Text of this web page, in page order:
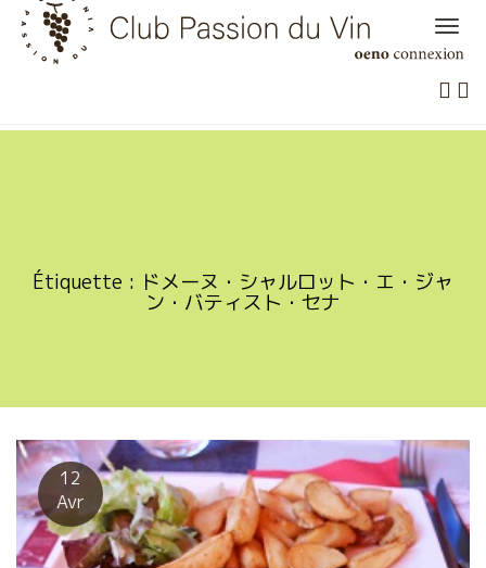
Skip
content
Étiquette : ドメーヌ・シャルロット・エ・ジャ
ン・バティスト・セナ
12
Avr